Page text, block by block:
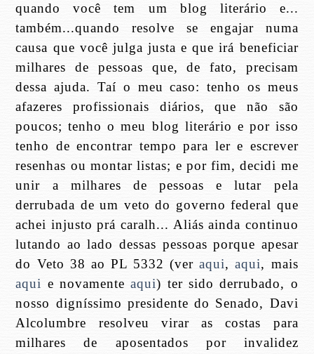
quando você tem um blog literário e...
também...quando resolve se engajar numa
causa que você julga justa e que irá beneficiar
milhares de pessoas que, de fato, precisam
dessa ajuda. Taí o meu caso: tenho os meus
afazeres profissionais diários, que não são
poucos; tenho o meu blog literário e por isso
tenho de encontrar tempo para ler e escrever
resenhas ou montar listas; e por fim, decidi me
unir a milhares de pessoas e lutar pela
derrubada de um veto do governo federal que
achei injusto prá caralh... Aliás ainda continuo
lutando ao lado dessas pessoas porque apesar
do Veto 38 ao PL 5332 (veraqui,aqui, mais
aqui e novamenteaqui) ter sido derrubado, o
nosso digníssimo presidente do Senado, Davi
Alcolumbre resolveu virar as costas para
milhares de aposentados por invalidez